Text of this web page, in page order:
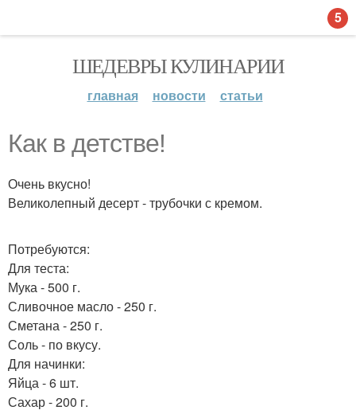
ШЕДЕВРЫ КУЛИНАРИИ
главная новости статьи
Как в детстве!
Очень вкусно!
Великолепный десерт - трубочки с кремом.
Потребуются:
Для теста:
Мука - 500 г.
Сливочное масло - 250 г.
Сметана - 250 г.
Соль - по вкусу.
Для начинки:
Яйца - 6 шт.
Сахар - 200 г.
5